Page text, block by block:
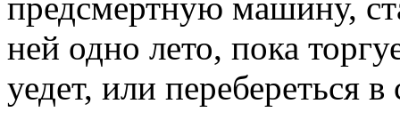
ней одно лето, пока
уедет, или перебереться